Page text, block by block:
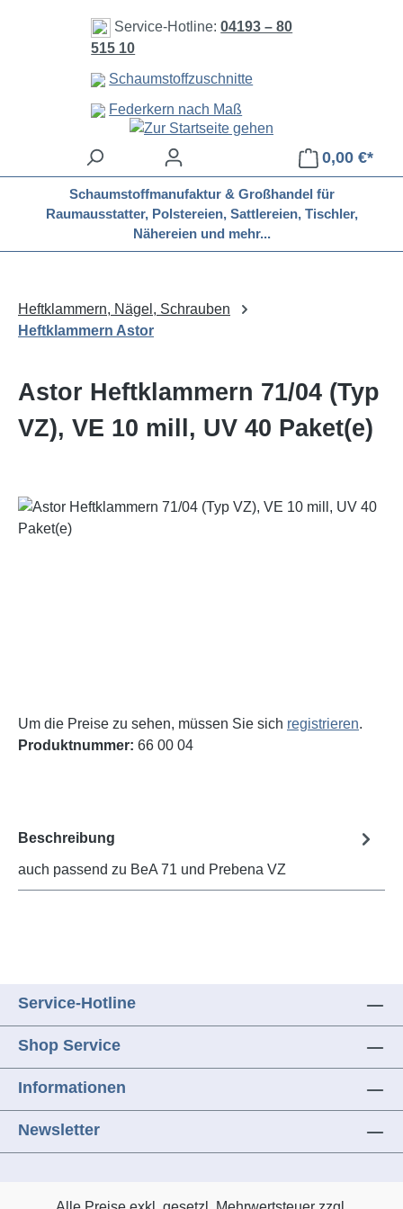
Zum Hauptinhalt springen
Service-Hotline:04193 – 80
515 10
Schaumstoffzuschnitte
Federkern nach Maß
0,00 €*
Schaumstoffmanufaktur & Großhandel für
Raumausstatter, Polstereien, Sattlereien, Tischler,
Nähereien und mehr...
Heftklammern, Nägel, Schrauben
Heftklammern Astor
Astor Heftklammern 71/04 (Typ
VZ), VE 10 mill, UV 40 Paket(e)
Bildergalerie überspringen
Um die Preise zu sehen, müssen Sie sich registrieren.
Produktnummer: 66 00 04
Beschreibung
auch passend zu BeA 71 und Prebena VZ
Service-Hotline
Shop Service
Informationen
Newsletter